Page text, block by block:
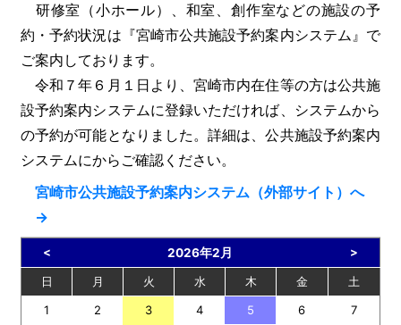
研修室（小ホール）、和室、創作室などの施設の予
約・予約状況は『宮崎市公共施設予約案内システム』で
ご案内しております。
令和７年６月１日より、宮崎市内在住等の方は公共施
設予約案内システムに登録いただければ、システムから
の予約が可能となりました。詳細は、公共施設予約案内
システムにからご確認ください。
宮崎市公共施設予約案内システム（外部サイト）へ
→
< 2026年2月 >
日 月 火 水 木 金
土
1
2 3 4 5 6
7